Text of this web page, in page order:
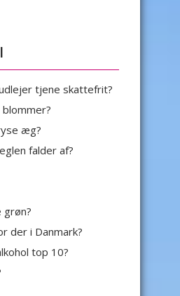
tjene skattefrit?
æg?
falder af?
der i Danmark?
top 10?